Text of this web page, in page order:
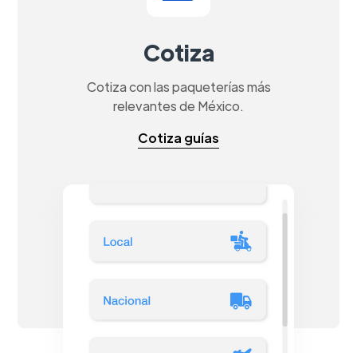
Cotiza
Cotiza con las paqueterías más
relevantes de México.
Cotiza guías